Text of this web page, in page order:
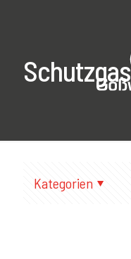
Schutzgas
Kategorien